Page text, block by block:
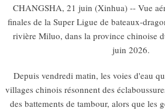
CHANGSHA, 21 juin (Xinhua) -- Vue
finales de la Super Ligue de bateaux-
rivière Miluo, dans la province chinoise
juin 2026.
Depuis vendredi matin, les voies d'eau
villages chinois résonnent des
des battements de tambour, alors que les